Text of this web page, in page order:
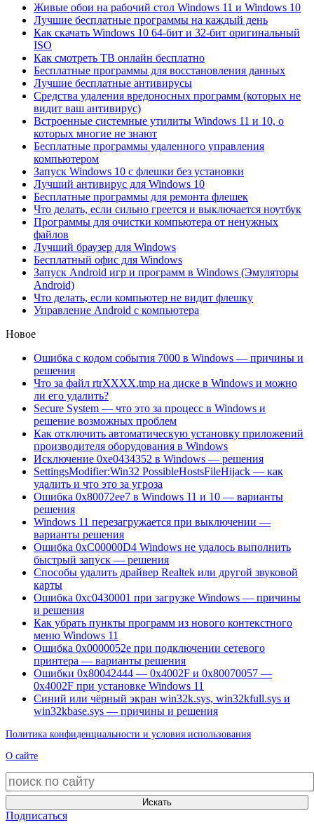
Живые обои на рабочий стол Windows 11 и Windows 10
Лучшие бесплатные программы на каждый день
Как скачать Windows 10 64-бит и 32-бит оригинальный
ISO
Как смотреть ТВ онлайн бесплатно
Бесплатные программы для восстановления данных
Лучшие бесплатные антивирусы
Средства удаления вредоносных программ (которых не
видит ваш антивирус)
Встроенные системные утилиты Windows 11 и 10, о
которых многие не знают
Бесплатные программы удаленного управления
компьютером
Запуск Windows 10 с флешки без установки
Лучший антивирус для Windows 10
Бесплатные программы для ремонта флешек
Что делать, если сильно греется и выключается ноутбук
Программы для очистки компьютера от ненужных
файлов
Лучший браузер для Windows
Бесплатный офис для Windows
Запуск Android игр и программ в Windows (Эмуляторы
Android)
Что делать, если компьютер не видит флешку
Управление Android с компьютера
Новое
Ошибка с кодом события 7000 в Windows — причины и
решения
Что за файл rtrXXXX.tmp на диске в Windows и можно
ли его удалить?
Secure System — что это за процесс в Windows и
решение возможных проблем
Как отключить автоматическую установку приложений
производителя оборудования в Windows
Исключение 0xe0434352 в Windows — решения
SettingsModifier:Win32 PossibleHostsFileHijack — как
удалить и что это за угроза
Ошибка 0x80072ee7 в Windows 11 и 10 — варианты
решения
Windows 11 перезагружается при выключении —
варианты решения
Ошибка 0xC00000D4 Windows не удалось выполнить
быстрый запуск — решения
Способы удалить драйвер Realtek или другой звуковой
карты
Ошибка 0xc0430001 при загрузке Windows — причины
и решения
Как убрать пункты программ из нового контекстного
меню Windows 11
Ошибка 0x0000052e при подключении сетевого
принтера — варианты решения
Ошибки 0x80042444 — 0x4002F и 0x80070057 —
0x4002F при установке Windows 11
Синий или чёрный экран win32k.sys, win32kfull.sys и
win32kbase.sys — причины и решения
Политика конфиденциальности и условия использования
О сайте
Искать
Подписаться